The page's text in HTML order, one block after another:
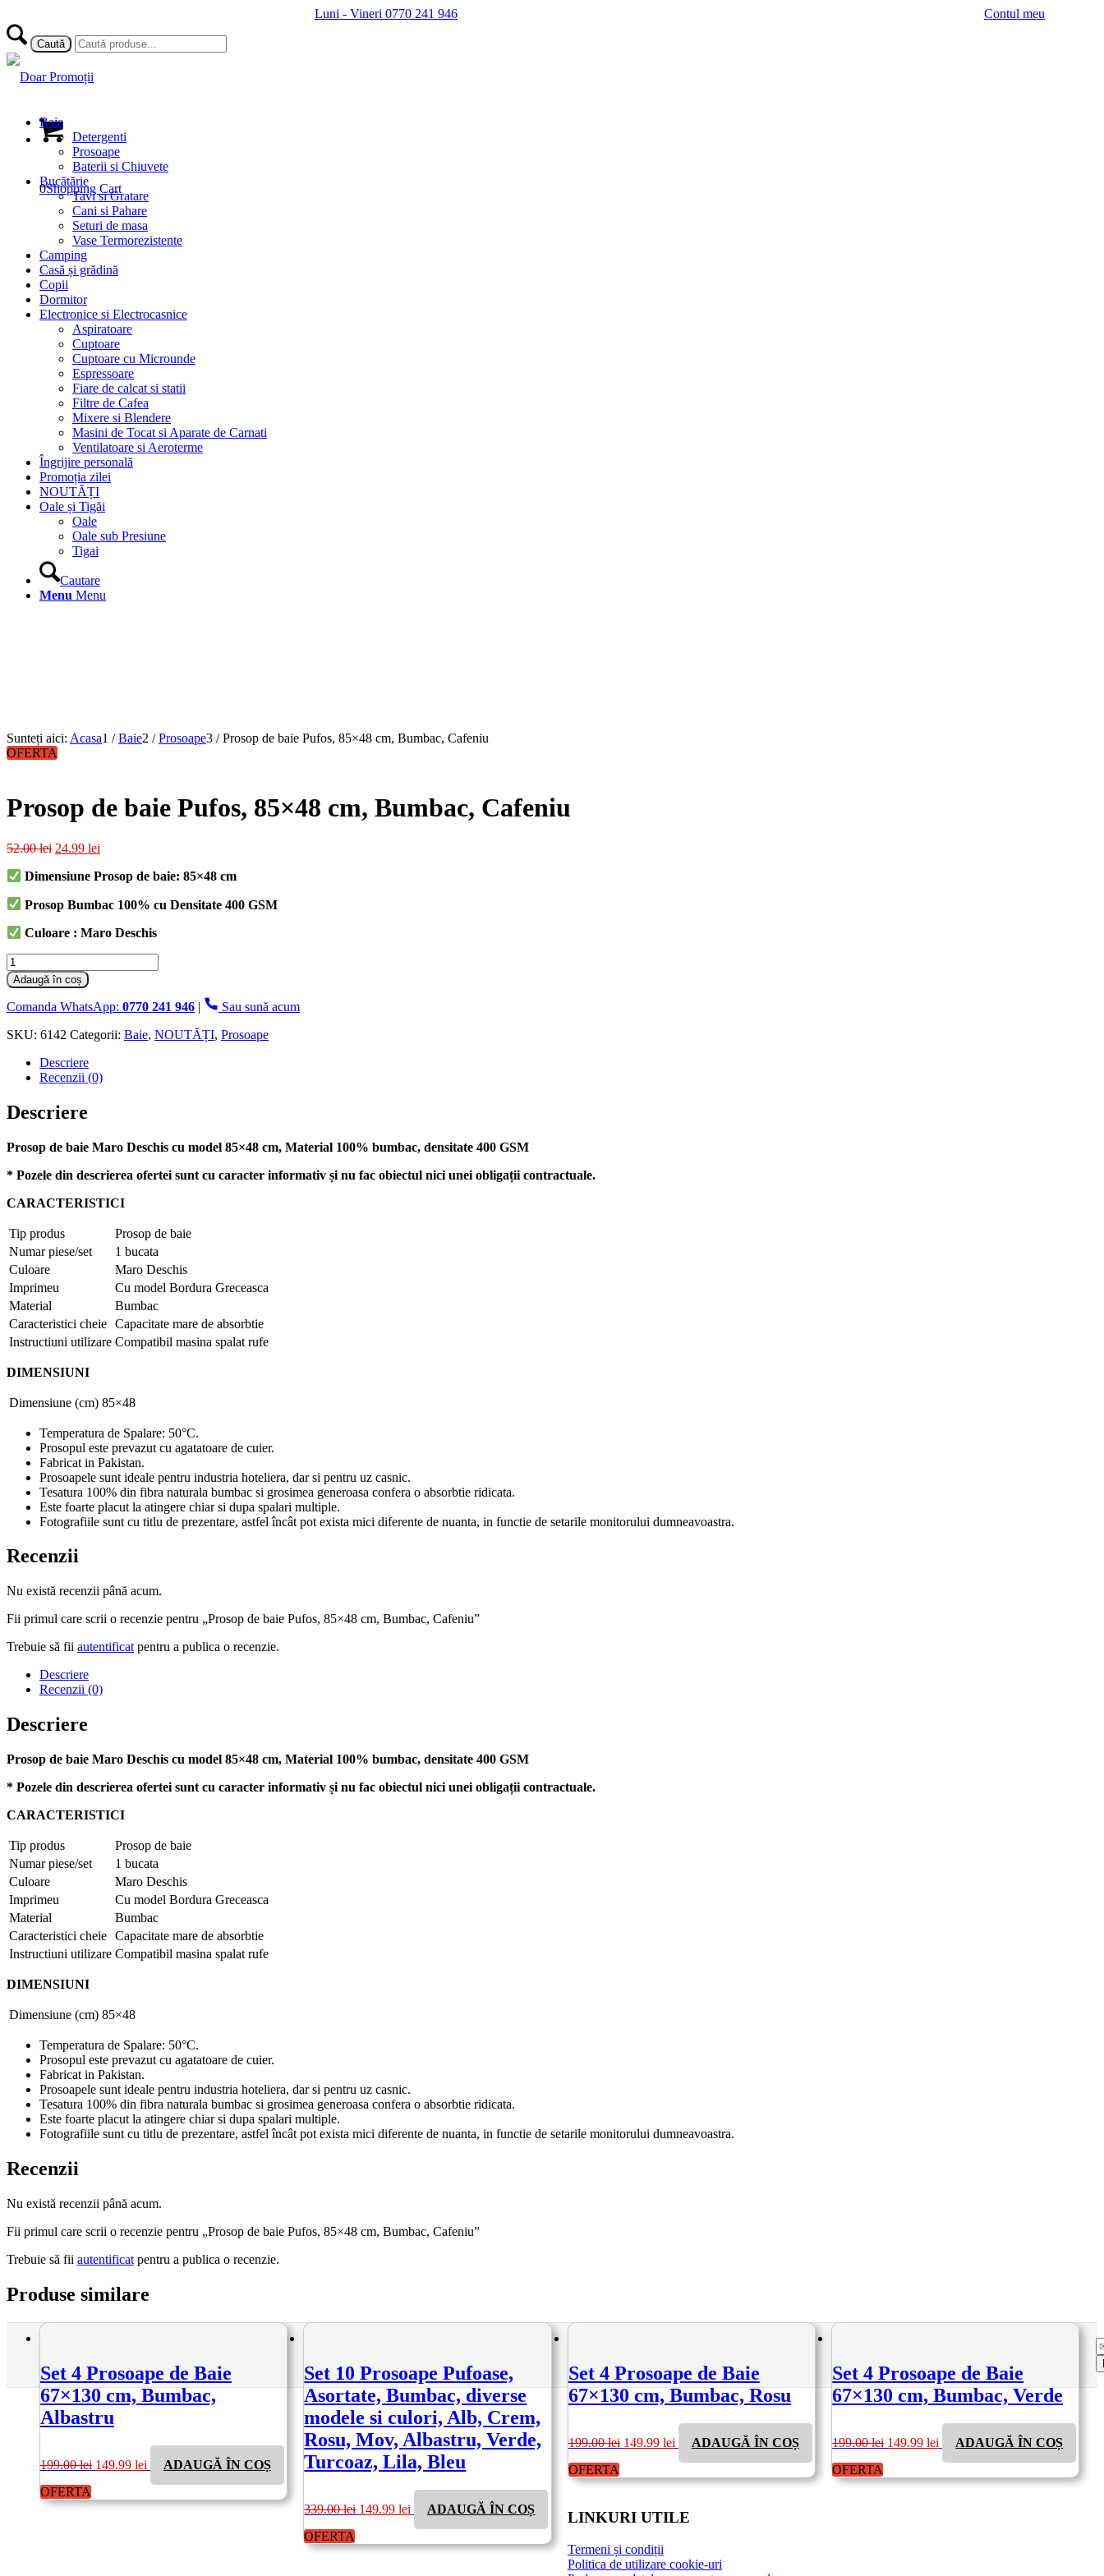
Luni - Vineri 0770 241 946 Contul meu
0Shopping Cart
Baie
Detergenti
Prosoape
Baterii si Chiuvete
Bucătărie
Tavi si Gratare
Cani si Pahare
Seturi de masa
Vase Termorezistente
Camping
Casă și grădină
Copii
Dormitor
Electronice si Electrocasnice
Aspiratoare
Cuptoare
Cuptoare cu Microunde
Espressoare
Fiare de calcat si statii
Filtre de Cafea
Mixere si Blendere
Masini de Tocat si Aparate de Carnati
Ventilatoare si Aeroterme
Îngrijire personală
Promoția zilei
NOUTĂȚI
Oale și Tigăi
Oale
Oale sub Presiune
Tigai
Cautare
Menu Menu
Sunteți aici: Acasa1 / Baie2 / Prosoape3 / Prosop de baie Pufos, 85×48 cm, Bumbac, Cafeniu
OFERTA
Prosop de baie Pufos, 85×48 cm, Bumbac, Cafeniu
52.00lei Prețul
a
52.00 lei.
24.99 lei
este:
Dimensiune Prosop de baie: 85×48 cm
Prosop Bumbac 100% cu Densitate 400 GSM
Culoare : Maro Deschis
Cantitate
Prosop
de
baie
85×48
Bumbac,
Cafeniu
Adaugă în coș
Comanda WhatsApp: 0770 241 946 |
Sau sună acum
SKU: 6142 Categorii: Baie, NOUTĂȚI, Prosoape
Descriere
Recenzii (0)
Descriere
Prosop de baie Maro Deschis cu model 85×48 cm, Material 100% bumbac, densitate 400 GSM
* Pozele din descrierea ofertei sunt cu caracter informativ și nu fac obiectul nici unei obligații contractuale.
CARACTERISTICI
Tip produs
Prosop de baie
Numar piese/set
1 bucata
Culoare
Maro Deschis
Imprimeu
Cu model Bordura Greceasca
Material
Bumbac
Caracteristici cheie Capacitate mare de absorbtie
Instructiuni utilizare Compatibil masina spalat rufe
DIMENSIUNI
Dimensiune (cm) 85×48
Temperatura de Spalare: 50°C.
Prosopul este prevazut cu agatatoare de cuier.
Fabricat in Pakistan.
Prosoapele sunt ideale pentru industria hoteliera, dar si pentru uz casnic.
Tesatura 100% din fibra naturala bumbac si grosimea generoasa confera o absorbtie ridicata.
Este foarte placut la atingere chiar si dupa spalari multiple.
Fotografiile sunt cu titlu de prezentare, astfel încât pot exista mici diferente de nuanta, in functie de setarile monitorului dumneavoastra.
Recenzii
Nu există recenzii până acum.
Fii primul care scrii o recenzie pentru „Prosop de baie Pufos, 85×48 cm, Bumbac, Cafeniu”
Trebuie să fii autentificat pentru a publica o recenzie.
Descriere
Recenzii (0)
Descriere
Prosop de baie Maro Deschis cu model 85×48 cm, Material 100% bumbac, densitate 400 GSM
* Pozele din descrierea ofertei sunt cu caracter informativ și nu fac obiectul nici unei obligații contractuale.
CARACTERISTICI
Tip produs
Prosop de baie
Numar piese/set
1 bucata
Culoare
Maro Deschis
Imprimeu
Cu model Bordura Greceasca
Material
Bumbac
Caracteristici cheie Capacitate mare de absorbtie
Instructiuni utilizare Compatibil masina spalat rufe
DIMENSIUNI
Dimensiune (cm) 85×48
Temperatura de Spalare: 50°C.
Prosopul este prevazut cu agatatoare de cuier.
Fabricat in Pakistan.
Prosoapele sunt ideale pentru industria hoteliera, dar si pentru uz casnic.
Tesatura 100% din fibra naturala bumbac si grosimea generoasa confera o absorbtie ridicata.
Este foarte placut la atingere chiar si dupa spalari multiple.
Fotografiile sunt cu titlu de prezentare, astfel încât pot exista mici diferente de nuanta, in functie de setarile monitorului dumneavoastra.
Recenzii
Nu există recenzii până acum.
Fii primul care scrii o recenzie pentru „Prosop de baie Pufos, 85×48 cm, Bumbac, Cafeniu”
Trebuie să fii autentificat pentru a publica o recenzie.
Produse similare
Set 4 Prosoape de Baie
67×130 cm, Bumbac,
Albastru
199.00lei inițial
149.99 lei
Prețul
curent
este:
ADAUGĂ ÎN COȘ
OFERTA
Set 10 Prosoape Pufoase,
Asortate, Bumbac, diverse
modele si culori, Alb, Crem,
Rosu, Mov, Albastru, Verde,
Turcoaz, Lila, Bleu
339.00lei inițial
149.99lei
Prețul
curent
este:
ADAUGĂ ÎN COȘ
OFERTA
Set 4 Prosoape de Baie
67×130 cm, Bumbac, Rosu
199.00lei inițial
149.99 lei
Prețul
curent
este:
ADAUGĂ ÎN COȘ
OFERTA
Set 4 Prosoape de Baie
67×130 cm, Bumbac, Verde
199.00lei inițial
149.99lei
Prețul
curent
este:
ADAUGĂ ÎN COȘ
OFERTA
LINKURI UTILE
Termeni și condiții
Politica de utilizare cookie-uri